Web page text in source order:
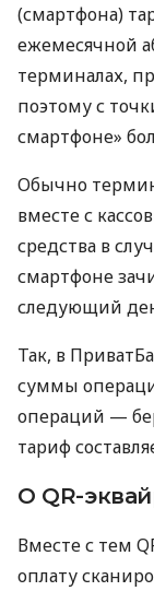
(смартфона)
ежемесячной
терминалах,
поэтому с
смартфоне»
Обычно
вместе с
средства в
смартфоне
следующий
Так, в
суммы
операций —
тариф
О QR-
Вместе с тем
оплату